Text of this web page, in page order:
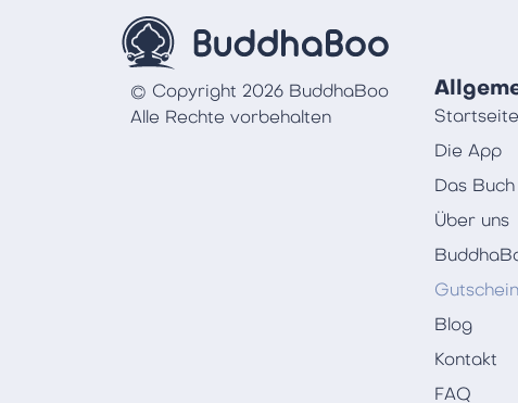
© Copyright 2026 BuddhaBoo
Alle Rechte vorbehalten
Startseite
Die App
Das Buch
Über uns
Blog
Kontakt
FAQ